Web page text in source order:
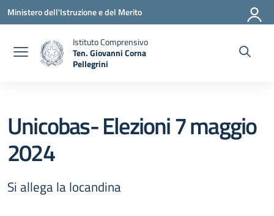
Vai ai contenuti
Vai al menu di navigazione
Vai al footer
Ministero dell'Istruzione e del Merito
Istituto Comprensivo
Ten. Giovanni Corna
Pellegrini
Unicobas- Elezioni 7 maggio
2024
Si allega la locandina